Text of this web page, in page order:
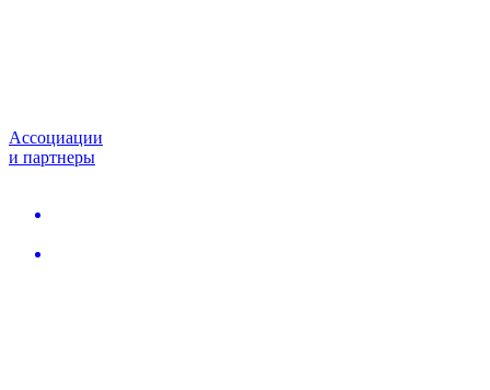
Ассоциации
и партнеры